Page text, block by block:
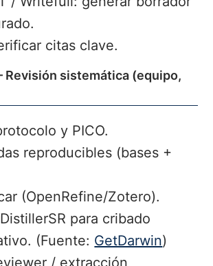
citas clave.
sistemática (equipo,
y PICO.
reproducibles (bases +
(OpenRefine/Zotero).
para cribado
(Fuente: GetDarwin)
/ extracción